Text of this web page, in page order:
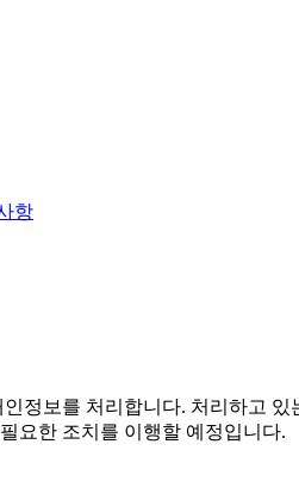
항
정보를 처리합니다. 처리하고
요한 조치를 이행할 예정입니다.